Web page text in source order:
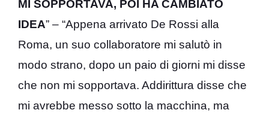
MI SOPPORTAVA, POI HA CAMBIATO
IDEA” – “Appena arrivato De Rossi alla
Roma, un suo collaboratore mi salutò in
modo strano, dopo un paio di giorni mi disse
che non mi sopportava. Addirittura disse che
mi avrebbe messo sotto la macchina, ma